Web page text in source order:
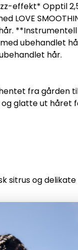
effekt* Opptil
med ubehandlet
hår.
fra gården
glatte ut håret
sitrus og